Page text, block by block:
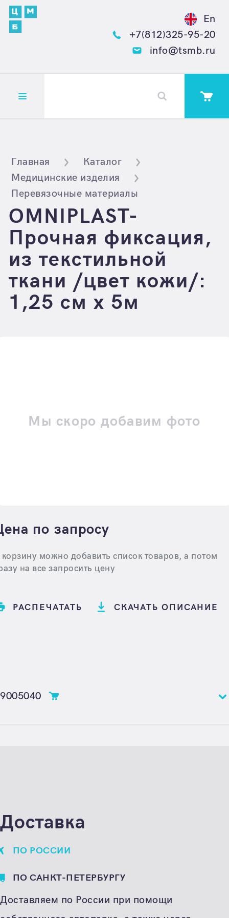
En
+7(812)325-95-20
info@tsmb.ru
Открыть меню
Главная
Каталог
Медицинские изделия
Перевязочные материалы
OMNIPLAST-
Прочная фиксация,
из текстильной
ткани /цвет кожи/:
1,25 см х 5м
Мы скоро добавим фото
по запросу
можно добавить список товаров, а потом
на все запросить цену
СКАЧАТЬ ОПИСАНИЕ
РАСПЕЧАТАТЬ
9005040
ПО РОССИИ
ПО САНКТ-ПЕТЕРБУРГУ
Доставка
Доставляем по России при помощи